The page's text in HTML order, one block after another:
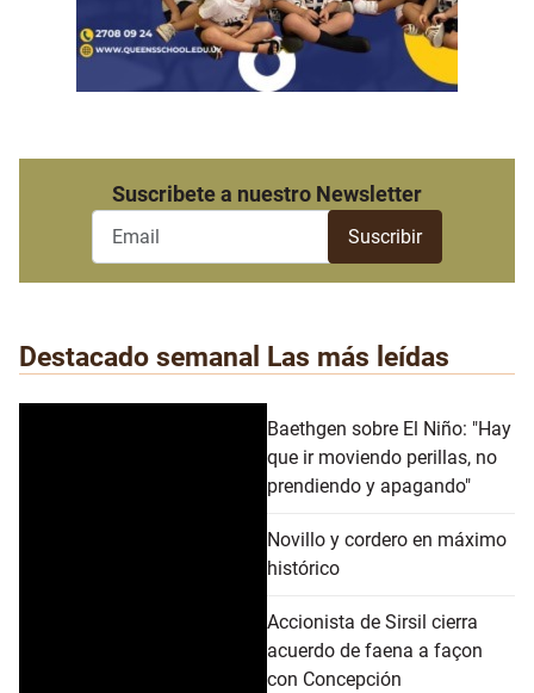
Suscribete a nuestro Newsletter
Destacado semanal Las más leídas
Baethgen sobre El Niño: "Hay
que ir moviendo perillas, no
prendiendo y apagando"
Novillo y cordero en máximo
histórico
Accionista de Sirsil cierra
acuerdo de faena a façon
con Concepción